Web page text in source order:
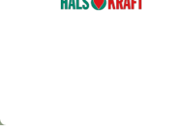
bestående av ett 60-tal